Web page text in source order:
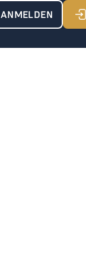
ANMELDEN